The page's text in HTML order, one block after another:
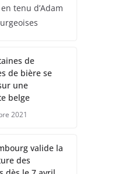
tenu d’Adam
de
de bière se
une
belge
2021
valide la
des